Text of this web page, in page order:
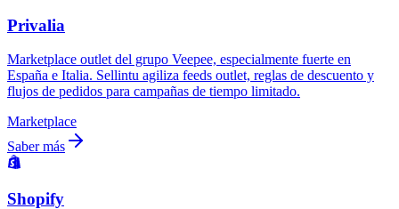
Privalia
Marketplace outlet del grupo Veepee, especialmente fuerte en
España e Italia. Sellintu agiliza feeds outlet, reglas de descuento y
flujos de pedidos para campañas de tiempo limitado.
Marketplace
Saber más
Shopify